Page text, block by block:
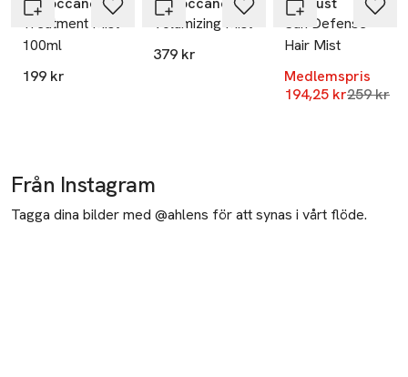
Treatment Mist
100ml
199 kr
Volumizing Mist
379 kr
Sun Defense
Hair Mist
Medlemspris
194,25 krLägsta
259 kr
Från Instagram
Tagga dina bilder med @ahlens för att synas i vårt flöde.